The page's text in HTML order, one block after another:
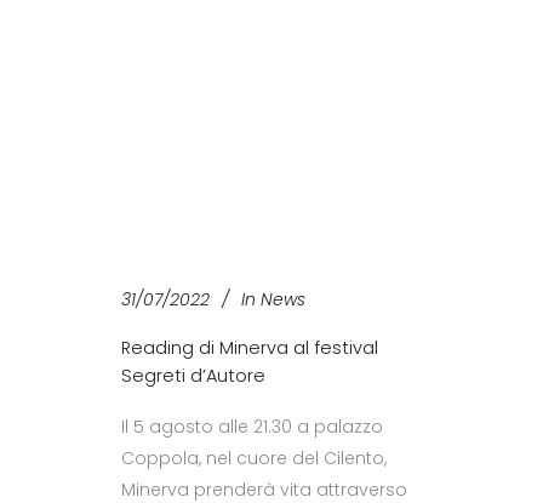
31/07/2022 In News
Reading di Minerva al festival
Segreti d’Autore
Il 5 agosto alle 21.30 a palazzo
Coppola, nel cuore del Cilento,
Minerva prenderà vita attraverso